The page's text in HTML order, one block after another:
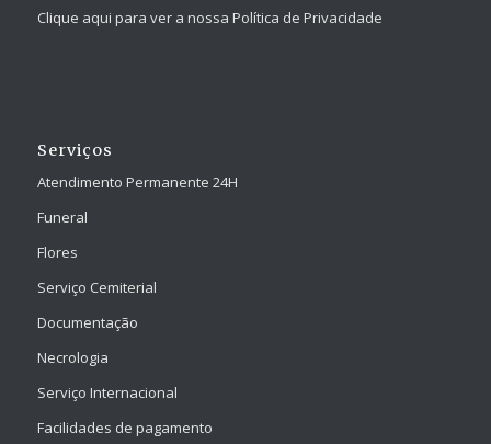
Clique aqui para ver a nossa Política de Privacidade
Serviços
Atendimento Permanente 24H
Funeral
Flores
Serviço Cemiterial
Documentação
Necrologia
Serviço Internacional
Facilidades de pagamento